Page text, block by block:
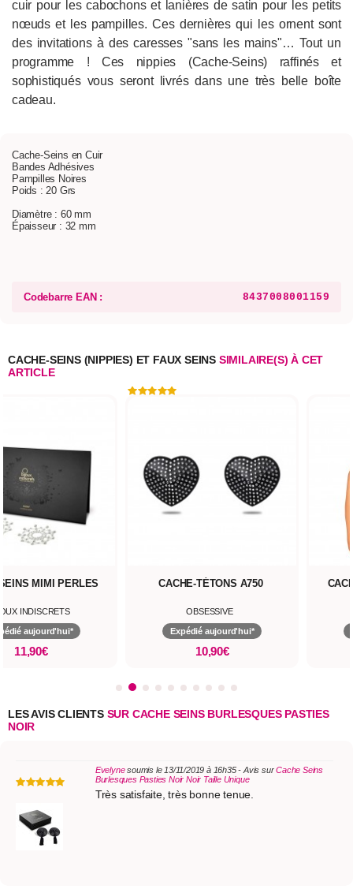
cuir pour les cabochons et lanières de satin pour les petits
nœuds et les pampilles. Ces dernières qui les ornent sont
des invitations à des caresses "sans les mains"… Tout un
programme ! Ces nippies (Cache-Seins) raffinés et
sophistiqués vous seront livrés dans une très belle boîte
cadeau.
Cache-Seins en Cuir
Bandes Adhésives
Pampilles Noires
Poids : 20 Grs
Diamètre : 60 mm
Épaisseur : 32 mm
Codebarre EAN : 8437008001159
CACHE-SEINS (NIPPIES) ET FAUX SEINS SIMILAIRE(S) À CET
ARTICLE
MIMI PERLES
INDISCRETS
aujourd'hui*
11,90€
CACHE-TÉTONS A750
OBSESSIVE
Expédié aujourd'hui*
10,90€
LES AVIS CLIENTSSUR CACHE SEINS BURLESQUES PASTIES
NOIR
Evelynesoumis le 13/11/2019 à 16h35 - Avis surCache Seins
Burlesques Pasties Noir Noir Taille Unique
Très satisfaite, très bonne tenue.